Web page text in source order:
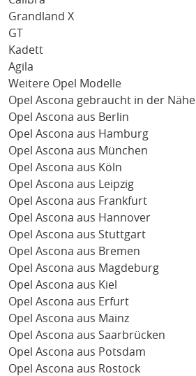
Grandland X
GT
Kadett
Agila
Weitere Opel Modelle
Opel Ascona gebraucht in der Nähe
Opel Ascona aus Berlin
Opel Ascona aus Hamburg
Opel Ascona aus München
Opel Ascona aus Köln
Opel Ascona aus Leipzig
Opel Ascona aus Frankfurt
Opel Ascona aus Hannover
Opel Ascona aus Stuttgart
Opel Ascona aus Bremen
Opel Ascona aus Magdeburg
Opel Ascona aus Kiel
Opel Ascona aus Erfurt
Opel Ascona aus Mainz
Opel Ascona aus Saarbrücken
Opel Ascona aus Potsdam
Opel Ascona aus Rostock